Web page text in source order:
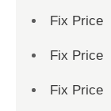
Fix Price
Fix Price
Fix Price